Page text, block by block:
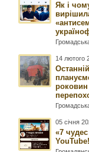
Як і
14 лютого
роковин
05 січня
«7
YouTube!